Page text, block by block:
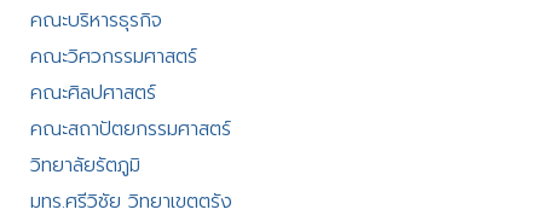
คณะบริหารธุรกิจ​
คณะวิศวกรรมศาสตร์​
คณะศิลปศาสตร์​
คณะสถาปัตยกรรมศาสตร์
วิทยาลัยรัตภูมิ​
มทร.ศรีวิชัย วิทยาเขตตรัง